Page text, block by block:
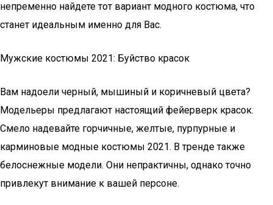
непременно найдете тот вариант модного костюма, что
станет идеальным именно для Вас.
Мужские костюмы 2021: Буйство красок
Вам надоели черный, мышиный и коричневый цвета?
Модельеры предлагают настоящий фейерверк красок.
Смело надевайте горчичные, желтые, пурпурные и
карминовые модные костюмы 2021. В тренде также
белоснежные модели. Они непрактичны, однако точно
привлекут внимание к вашей персоне.